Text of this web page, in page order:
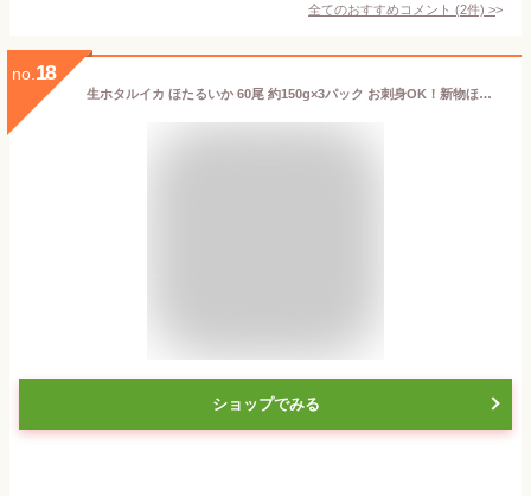
全てのおすすめコメント (2件) >
no. 18
生ホタルイカ ほたるいか 60尾 約150g×3パック お刺身OK！新物ほたるいか。シーズン最盛期！富山産ほたるいかは大きくぷりぷりの食感！【いか イカ ほたるイカ ほたるいか 蛍烏賊 刺身 烏賊 築地市場 豊洲市場 ギフト】rn
ショップでみる